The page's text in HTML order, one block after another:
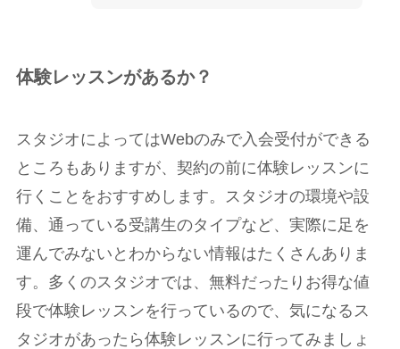
体験レッスンがあるか？
スタジオによってはWebのみで入会受付ができる
ところもありますが、契約の前に体験レッスンに
行くことをおすすめします。スタジオの環境や設
備、通っている受講生のタイプなど、実際に足を
運んでみないとわからない情報はたくさんありま
す。多くのスタジオでは、無料だったりお得な値
段で体験レッスンを行っているので、気になるス
タジオがあったら体験レッスンに行ってみましょ